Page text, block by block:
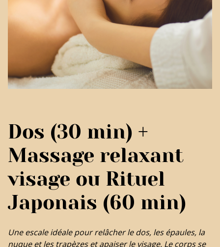
Dos (30 min) +
Massage relaxant
visage ou Rituel
Japonais (60 min)
Une escale idéale pour relâcher le dos, les épaules, la
nuque et les trapèzes et apaiser le visage. Le corps se